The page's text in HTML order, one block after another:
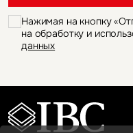
Нажимая на кнопку
на обработку и
данных